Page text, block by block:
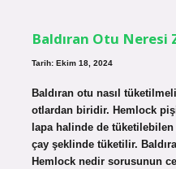
Baldıran Otu Neresi
Tarih: Ekim 18, 2024
Baldıran otu nasıl
otlardan biridir. Hemlock
lapa halinde de
çay şeklinde tüketilir.
Hemlock nedir sorusunun